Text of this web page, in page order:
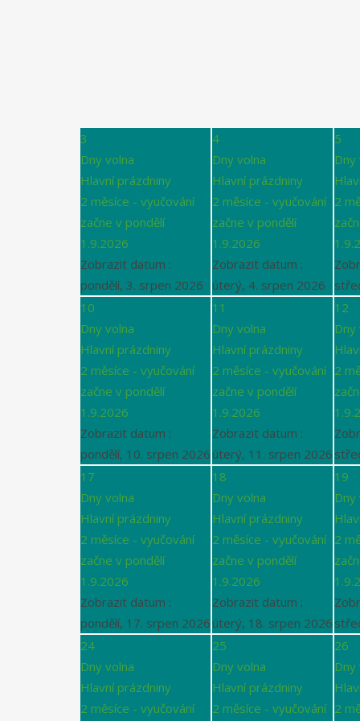
3
Dny volna
Hlavní prázdniny
2 měsíce - vyučování
začne v pondělí
1.9.2026
Zobrazit datum :
pondělí, 3. srpen 2026
4
Dny volna
Hlavní prázdniny
2 měsíce - vyučování
začne v pondělí
1.9.2026
Zobrazit datum :
úterý, 4. srpen 2026
5
Dny
2
10
Dny volna
Hlavní prázdniny
2 měsíce - vyučování
začne v pondělí
1.9.2026
Zobrazit datum :
pondělí, 10. srpen 2026
11
Dny volna
Hlavní prázdniny
2 měsíce - vyučování
začne v pondělí
1.9.2026
Zobrazit datum :
úterý, 11. srpen 2026
12
Dny
2
17
Dny volna
Hlavní prázdniny
2 měsíce - vyučování
začne v pondělí
1.9.2026
Zobrazit datum :
pondělí, 17. srpen 2026
18
Dny volna
Hlavní prázdniny
2 měsíce - vyučování
začne v pondělí
1.9.2026
Zobrazit datum :
úterý, 18. srpen 2026
19
Dny
2
24
Dny volna
Hlavní prázdniny
2 měsíce - vyučování
25
Dny volna
Hlavní prázdniny
2 měsíce - vyučování
26
Dny
2